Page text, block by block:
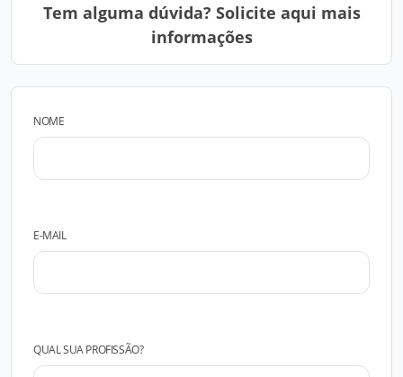
Tem alguma dúvida? Solicite aqui mais
informações
NOME
E-MAIL
QUAL SUA PROFISSÃO?